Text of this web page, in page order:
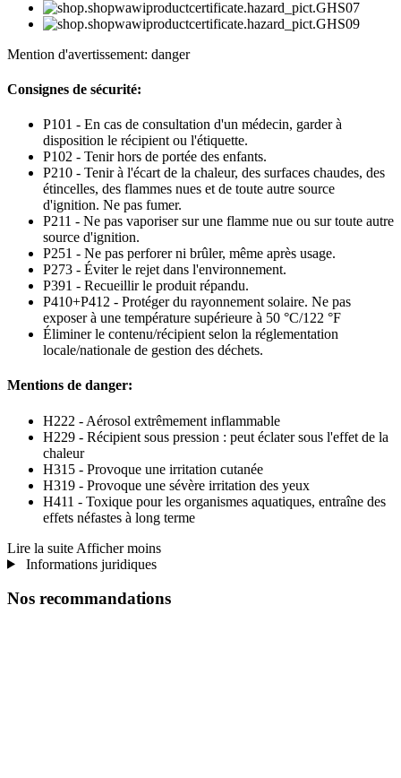
Mention d'avertissement: danger
Consignes de sécurité:
P101 - En cas de consultation d'un médecin, garder à
disposition le récipient ou l'étiquette.
P102 - Tenir hors de portée des enfants.
P210 - Tenir à l'écart de la chaleur, des surfaces chaudes, des
étincelles, des flammes nues et de toute autre source
d'ignition. Ne pas fumer.
P211 - Ne pas vaporiser sur une flamme nue ou sur toute autre
source d'ignition.
P251 - Ne pas perforer ni brûler, même après usage.
P273 - Éviter le rejet dans l'environnement.
P391 - Recueillir le produit répandu.
P410+P412 - Protéger du rayonnement solaire. Ne pas
exposer à une température supérieure à 50 °C/122 °F
Éliminer le contenu/récipient selon la réglementation
locale/nationale de gestion des déchets.
Mentions de danger:
H222 - Aérosol extrêmement inflammable
H229 - Récipient sous pression : peut éclater sous l'effet de la
chaleur
H315 - Provoque une irritation cutanée
H319 - Provoque une sévère irritation des yeux
H411 - Toxique pour les organismes aquatiques, entraîne des
effets néfastes à long terme
Lire la suite Afficher moins
Informations juridiques
Nos recommandations